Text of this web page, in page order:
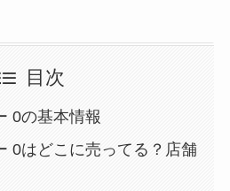
目次
0の基本情報
0はどこに売ってる？店舗